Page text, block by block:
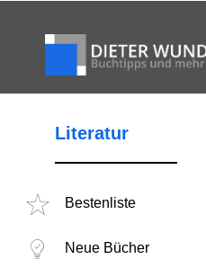
Literatur
Bestenliste
Neue Bücher